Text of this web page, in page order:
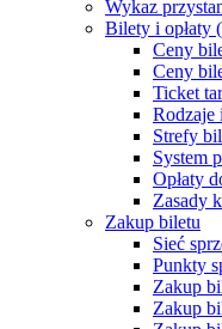
Wykaz
Bilety i opłaty
Ceny
Ceny
Ticket
Strefy
System
Opłaty
Zasady
Zakup biletu
Sieć
Punkty
Zakup
Zakup